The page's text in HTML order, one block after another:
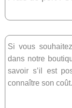
Si vous
dans notre
savoir s’il est
connaître son coût.